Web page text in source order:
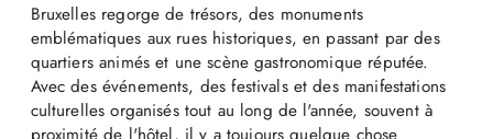
Bruxelles regorge de trésors, des monuments
emblématiques aux rues historiques, en passant par des
quartiers animés et une scène gastronomique réputée.
Avec des événements, des festivals et des manifestations
culturelles organisés tout au long de l'année, souvent à